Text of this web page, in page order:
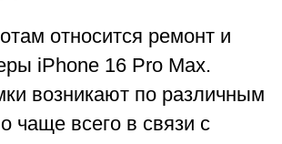
относится ремонт и
iPhone 16 Pro Max.
возникают по различным
чаще всего в связи с